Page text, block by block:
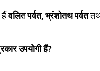
हैंवलित पर्वत, भ्रंशोतथ पर्वत
उपयोगी हैं?